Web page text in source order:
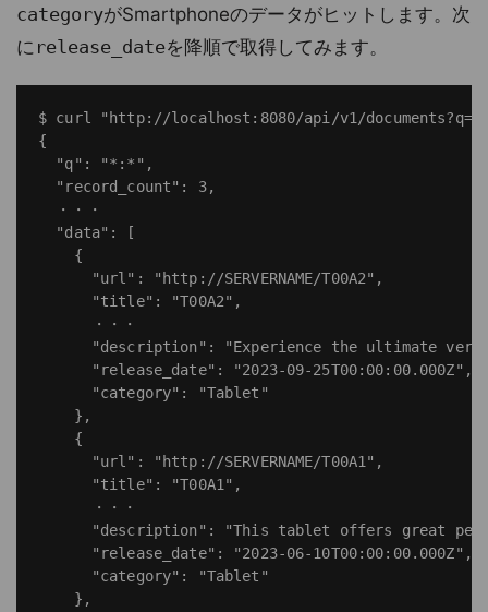
categoryがSmartphoneのデータがヒットします。次
に release_dateを降順で取得してみます。
$ curl "http://localhost:8080/api/v1/
{
  "q": "*:*",
  "record_count": 3,
  ・・・
  "data": [
    {
      "url": "http://SERVERNAME/T00A2",
      "title": "T00A2",
      ・・・
"description": "Experience the ultimate
      "release_date": "2023-09-25T00:00:00.000Z",
      "category": "Tablet"
    },
    {
      "url": "http://SERVERNAME/T00A1",
      "title": "T00A1",
      ・・・
"description": "This tablet offers great
      "release_date": "2023-06-10T00:00:00.000Z",
      "category": "Tablet"
    },